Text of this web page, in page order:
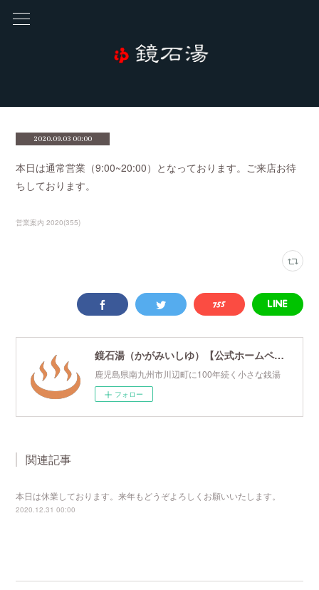
2020.09.03 00:00
本日は通常営業（9:00~20:00）となっております。ご来店お待
ちしております。
営業案内 2020(355)
鏡石湯（かがみいしゆ）【公式ホームページ】
鹿児島県南九州市川辺町に100年続く小さな銭湯
フォロー
関連記事
本日は休業しております。来年もどうぞよろしくお願いいたします。
2020.12.31 00:00